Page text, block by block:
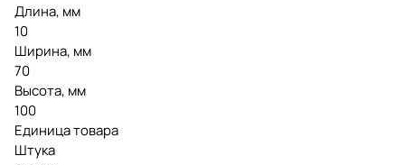
Длина, мм
10
Ширина, мм
70
Высота, мм
100
Единица товара
Штука